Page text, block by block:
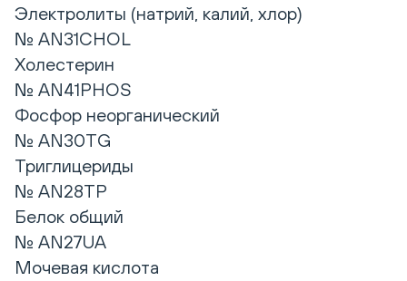
Электролиты (натрий, калий, хлор)
№ AN31CHOL
Холестерин
№ AN41PHOS
Фосфор неорганический
№ AN30TG
Триглицериды
№ AN28TP
Белок общий
№ AN27UA
Мочевая кислота